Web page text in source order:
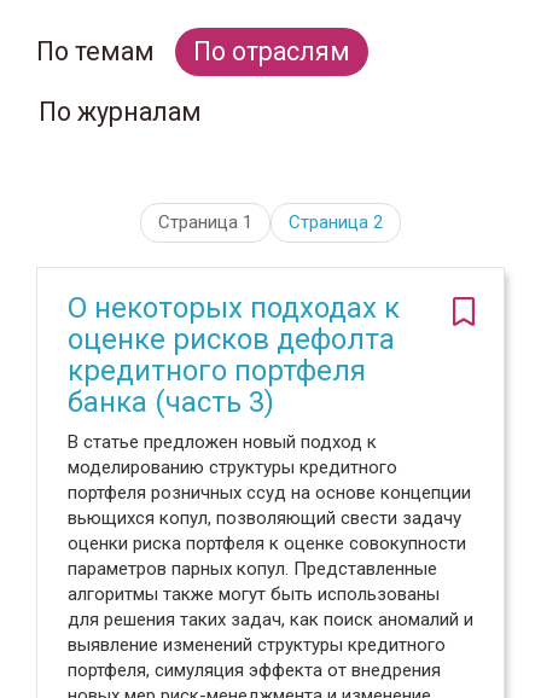
По темам
По отраслям
По журналам
Страница 1 Страница 2
О некоторых подходах к
оценке рисков дефолта
кредитного портфеля
банка (часть 3)
В статье предложен новый подход к
моделированию структуры кредитного
портфеля розничных ссуд на основе концепции
вьющихся копул, позволяющий свести задачу
оценки риска портфеля к оценке совокупности
параметров парных копул. Представленные
алгоритмы также могут быть использованы
для решения таких задач, как поиск аномалий и
выявление изменений структуры кредитного
портфеля, симуляция эффекта от внедрения